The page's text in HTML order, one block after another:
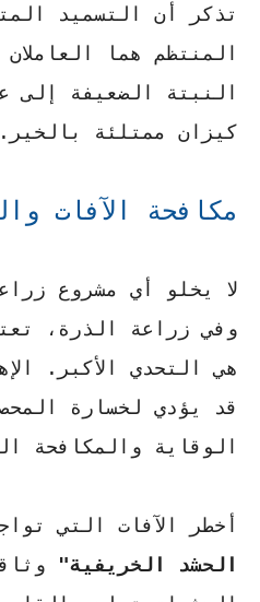
تذكر أن التسميد
المنتظم هما العاملان
النبتة الضعيفة إلى
كيزان ممتلئة بالخير.
مكافحة الآفات
لا يخلو أي مشروع
وفي زراعة الذرة،
هي التحدي الأكبر.
قد يؤدي لخسارة
الوقاية والمكافحة
أخطر الآفات التي
الحشد الخريفية"